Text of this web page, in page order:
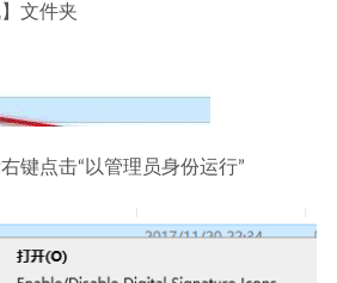
文件夹
键点击“以管理员身份运行”